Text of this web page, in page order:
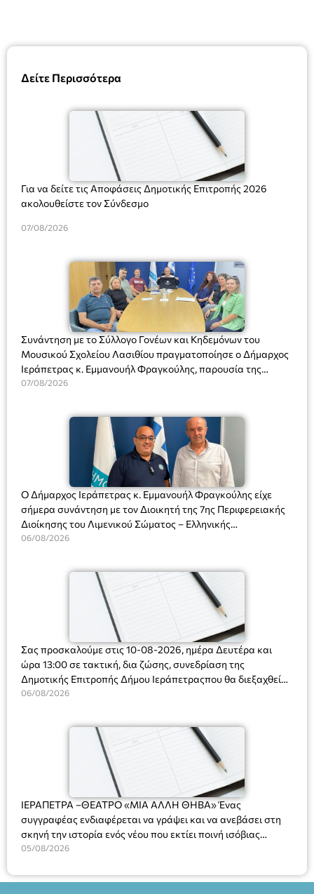
Δείτε Περισσότερα
Για να δείτε τις Αποφάσεις Δημοτικής Επιτροπής 2026
ακολουθείστε τον Σύνδεσμο
07/08/2026
Συνάντηση με το Σύλλογο Γονέων και Κηδεμόνων του
Μουσικού Σχολείου Λασιθίου πραγματοποίησε ο Δήμαρχος
Ιεράπετρας κ. Εμμανουήλ Φραγκούλης, παρουσία της
Διευθύντριας του σχολείου κας Μαριάννας Χαΐτα.
07/08/2026
Ο Δήμαρχος Ιεράπετρας κ. Εμμανουήλ Φραγκούλης είχε
σήμερα συνάντηση με τον Διοικητή της 7ης Περιφερειακής
Διοίκησης του Λιμενικού Σώματος – Ελληνικής
Ακτοφυλακής (Λ.Σ.-ΕΛ.ΑΚΤ.), Αρχιπλοίαρχο Λ.Σ. κ. Ιωάννη
06/08/2026
Σας προσκαλούμε στις 10-08-2026, ημέρα Δευτέρα και
ώρα 13:00 σε τακτική, δια ζώσης, συνεδρίαση της
Δημοτικής Επιτροπής Δήμου Ιεράπετραςπου θα διεξαχθεί
στο Δημοτικό Κατάστημα, Δημοκρατίας 31 στην αίθουσα
και λήψη αποφάσεων στα παρακάτω θέματα:
06/08/2026
ΙΕΡΑΠΕΤΡΑ –ΘΕΑΤΡΟ «ΜΙΑ ΑΛΛΗ ΘΗΒΑ» Ένας
συγγραφέας ενδιαφέρεται να γράψει και να ανεβάσει στη
σκηνή την ιστορία ενός νέου που εκτίει ποινή ισόβιας
κάθειρξης για πατροκτονία. Ένα πολυβραβευμένο έργο για
ασθένεια, τον ερωτισμό. Ένα έργο αινιγματικό, συγκινητικό,
05/08/2026